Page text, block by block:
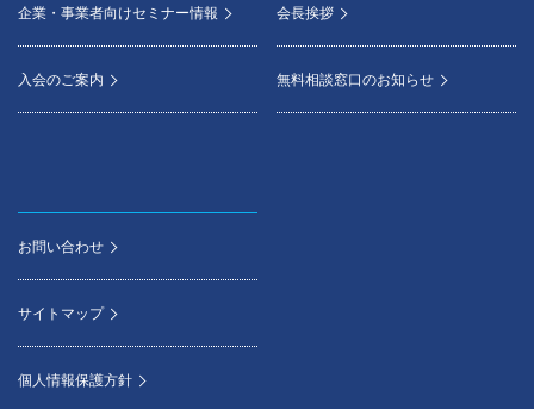
企業・事業者向けセミナー情報
入会のご案内
会長挨拶
無料相談窓口のお知らせ
お問い合わせ
サイトマップ
個人情報保護方針